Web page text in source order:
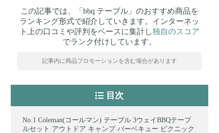
この記事では、「bbq テーブル」のおすすめ商品を
ランキング形式で紹介していきます。インターネッ
ト上の口コミや評判をベースに集計し独自のスコア
でランク付けしています。
記事内に商品プロモーションを含む場合があります
目次
Coleman(コールマン) テーブル 3ウェイBBQテーブ
ルセット アウトドア キャンプ バーベキュー ピクニック